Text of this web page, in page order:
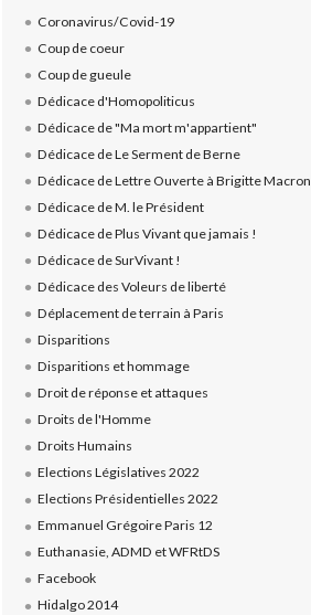
Coronavirus/Covid-19
Coup de coeur
Coup de gueule
Dédicace d'Homopoliticus
Dédicace de "Ma mort m'appartient"
Dédicace de Le Serment de Berne
Dédicace de Lettre Ouverte à Brigitte Macron
Dédicace de M. le Président
Dédicace de Plus Vivant que jamais !
Dédicace de SurVivant !
Dédicace des Voleurs de liberté
Déplacement de terrain à Paris
Disparitions
Disparitions et hommage
Droit de réponse et attaques
Droits de l'Homme
Droits Humains
Elections Législatives 2022
Elections Présidentielles 2022
Emmanuel Grégoire Paris 12
Euthanasie, ADMD et WFRtDS
Facebook
Hidalgo 2014